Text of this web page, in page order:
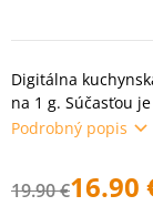
Digitálna
na 1 g. Súčasťou
Podrobný popis
19.90 €16.90